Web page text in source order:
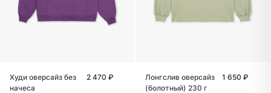
Худи оверсайз без
начеса
2 470 ₽
Лонгслив оверсайз
(болотный) 230 г
1 650 ₽